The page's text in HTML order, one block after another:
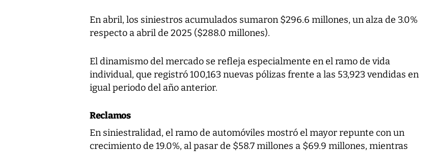
En abril, los siniestros acumulados sumaron $296.6 millones, un alza de 3.0%
respecto a abril de 2025 ($288.0 millones).
El dinamismo del mercado se refleja especialmente en el ramo de vida
individual, que registró 100,163 nuevas pólizas frente a las 53,923 vendidas en
igual periodo del año anterior.
Reclamos
En siniestralidad, el ramo de automóviles mostró el mayor repunte con un
crecimiento de 19.0%, al pasar de $58.7 millones a $69.9 millones, mientras